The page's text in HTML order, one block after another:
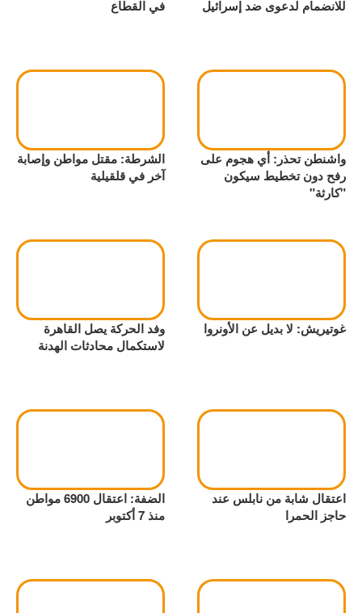
للانضمام لدعوى ضد إسرائيل في القطاع
واشنطن تحذر: أي هجوم على
رفح دون تخطيط سيكون
"كارثة"
الشرطة: مقتل مواطن وإصابة
آخر في قلقيلية
غوتيريش: لا بديل عن الأونروا
وفد الحركة يصل القاهرة
لاستكمال محادثات الهدنة
اعتقال شابة من نابلس عند
حاجز الحمرا
الضفة: اعتقال 6900 مواطن
منذ 7 أكتوبر